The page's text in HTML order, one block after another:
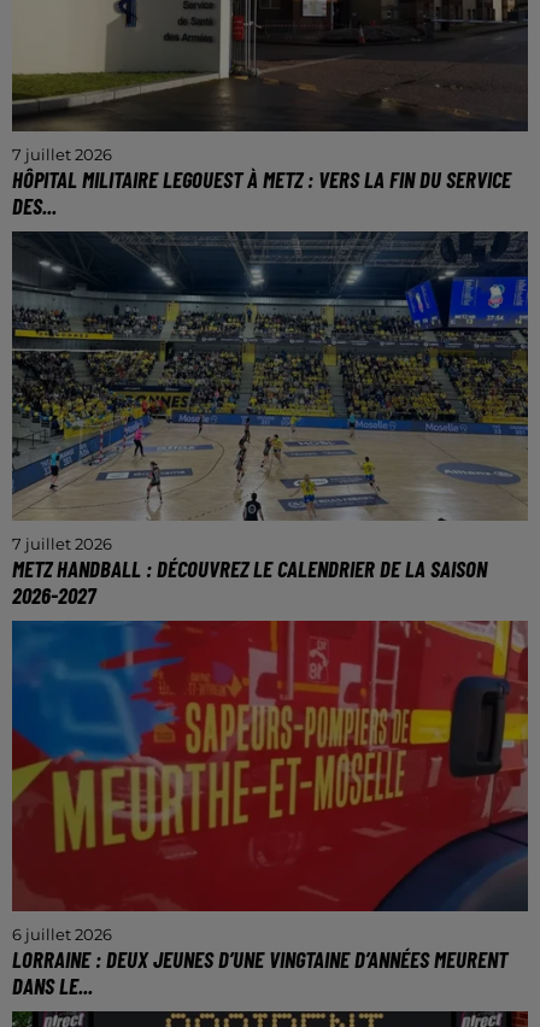
7 juillet 2026
HÔPITAL MILITAIRE LEGOUEST À METZ : VERS LA FIN DU SERVICE
DES...
Au début de l'année 2027.
7 juillet 2026
METZ HANDBALL : DÉCOUVREZ LE CALENDRIER DE LA SAISON
2026-2027
Les dragonnes lanceront leur saison le week-end des
29 et 30 août avec un déplacement au Paris 92.
6 juillet 2026
LORRAINE : DEUX JEUNES D’UNE VINGTAINE D’ANNÉES MEURENT
DANS LE...
Deux autres personnes ont été gravement blessées.